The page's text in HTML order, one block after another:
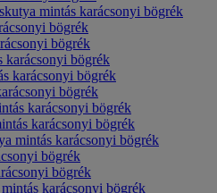
mintás karácsonyi bögrék
bögrék
bögrék
karácsonyi bögrék
karácsonyi bögrék
bögrék
karácsonyi bögrék
karácsonyi bögrék
mintás karácsonyi bögrék
bögrék
bögrék
karácsonyi bögrék